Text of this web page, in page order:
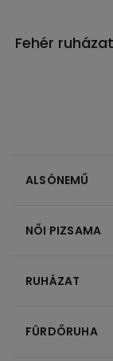
Fehér
ALSÓNEMŰ
NŐI PIZSAMA
RUHÁZAT
FÜRDŐRUHA